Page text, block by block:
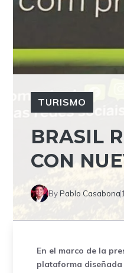
TURISMO
BRASIL
CON
ByPablo Casabona
En el marco de la
plataforma